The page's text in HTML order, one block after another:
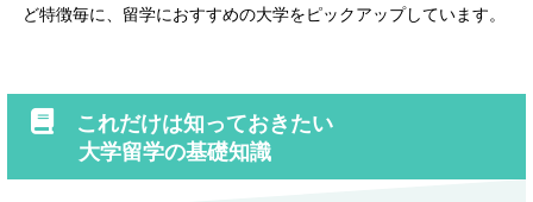
ど特徴毎に、留学におすすめの大学をピックアップしています。
これだけは知っておきたい
大学留学の基礎知識